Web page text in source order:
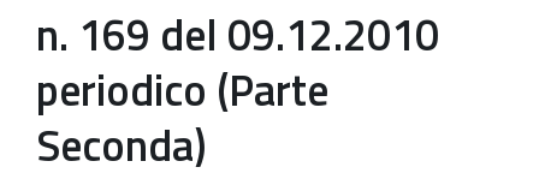
n. 169 del 09.12.2010
periodico (Parte
Seconda)